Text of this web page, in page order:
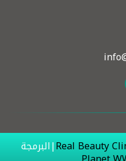
Real Beauty|البرمجة